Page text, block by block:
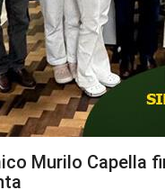
Murilo Capella